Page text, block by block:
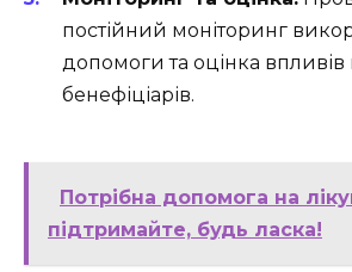
постійний моніторинг
допомоги та оцінка впливів
бенефіціарів.
Потрібна допомога на
підтримайте, будь ласка!